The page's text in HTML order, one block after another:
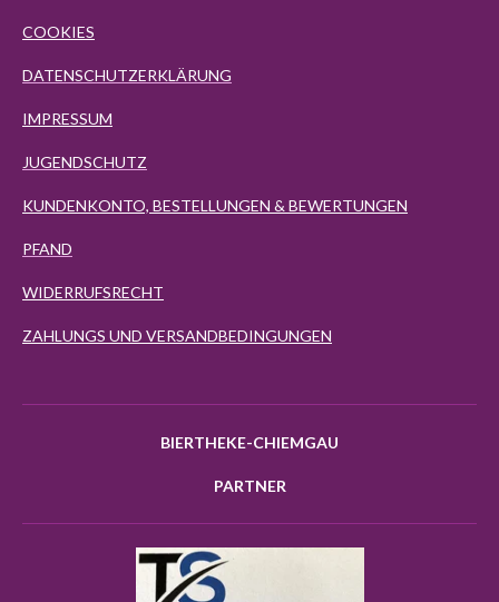
COOKIES
DATENSCHUTZERKLÄRUNG
IMPRESSUM
JUGENDSCHUTZ
KUNDENKONTO, BESTELLUNGEN & BEWERTUNGEN
PFAND
WIDERRUFSRECHT
ZAHLUNGS UND VERSANDBEDINGUNGEN
BIERTHEKE-CHIEMGAU
PARTNER